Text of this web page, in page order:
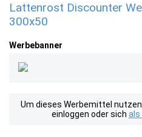
Lattenrost Discounter
300x50
Werbebanner
Um dieses Werbemittel
einloggen oder sich als